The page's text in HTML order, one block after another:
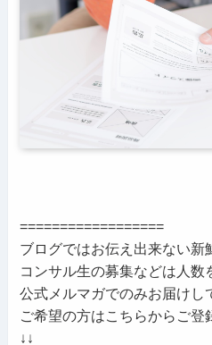
==================
ブログではお伝え出来ない新
コンサル生の募集などは人数
公式メルマガでのみお届けし
ご希望の方はこちらからご登
↓↓